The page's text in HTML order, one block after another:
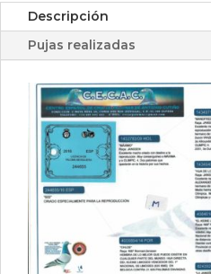
Descripción
Pujas realizadas